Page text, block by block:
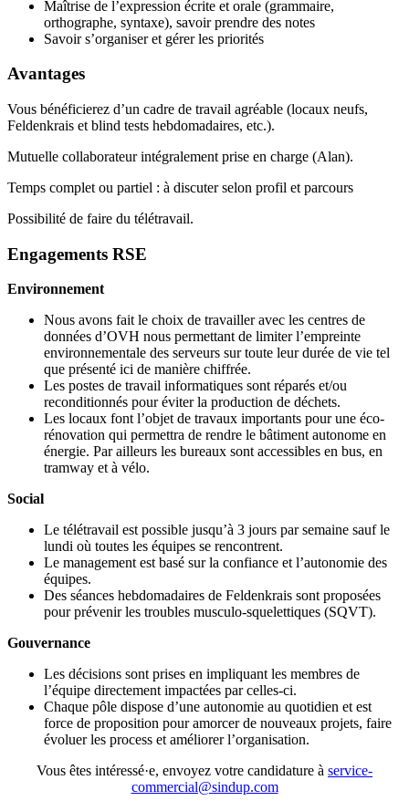
Maîtrise de l’expression écrite et orale (grammaire,
orthographe, syntaxe), savoir prendre des notes
Savoir s’organiser et gérer les priorités
Avantages
Vous bénéficierez d’un cadre de travail agréable (locaux neufs,
Feldenkrais et blind tests hebdomadaires, etc.).
Mutuelle collaborateur intégralement prise en charge (Alan).
Temps complet ou partiel : à discuter selon profil et parcours
Possibilité de faire du télétravail.
Engagements RSE
Environnement
Nous avons fait le choix de travailler avec les centres de
données d’OVH nous permettant de limiter l’empreinte
environnementale des serveurs sur toute leur durée de vie tel
que présenté ici de manière chiffrée.
Les postes de travail informatiques sont réparés et/ou
reconditionnés pour éviter la production de déchets.
Les locaux font l’objet de travaux importants pour une éco-
rénovation qui permettra de rendre le bâtiment autonome en
énergie. Par ailleurs les bureaux sont accessibles en bus, en
tramway et à vélo.
Social
Le télétravail est possible jusqu’à 3 jours par semaine sauf le
lundi où toutes les équipes se rencontrent.
Le management est basé sur la confiance et l’autonomie des
équipes.
Des séances hebdomadaires de Feldenkrais sont proposées
pour prévenir les troubles musculo-squelettiques (SQVT).
Gouvernance
Les décisions sont prises en impliquant les membres de
l’équipe directement impactées par celles-ci.
Chaque pôle dispose d’une autonomie au quotidien et est
force de proposition pour amorcer de nouveaux projets, faire
évoluer les process et améliorer l’organisation.
Vous êtes intéressé·e, envoyez votre candidature à service-
commercial@sindup.com